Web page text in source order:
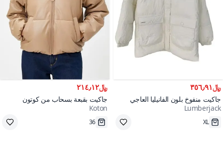
﷼٣٥٦٫٩١
جاكيت منفوخ بلون الفانيليا العاجي
Lumberjack
على وشك النفاد
﷼٢١٤٫١٢
جاكيت بقبعة بسحاب من كوتون
Koton
على وشك النفاد